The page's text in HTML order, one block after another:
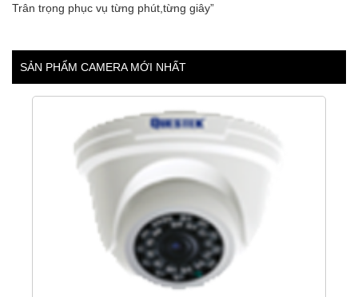
Trân trọng phục vụ từng phút,từng giây”
SẢN PHẨM CAMERA MỚI NHẤT